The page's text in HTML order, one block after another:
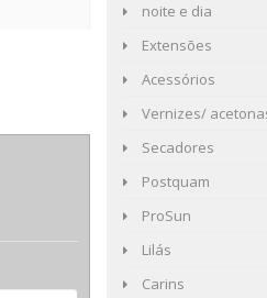
noite e dia
Extensões
Acessórios
Vernizes/
Secadores
Postquam
ProSun
Lilás
Carins